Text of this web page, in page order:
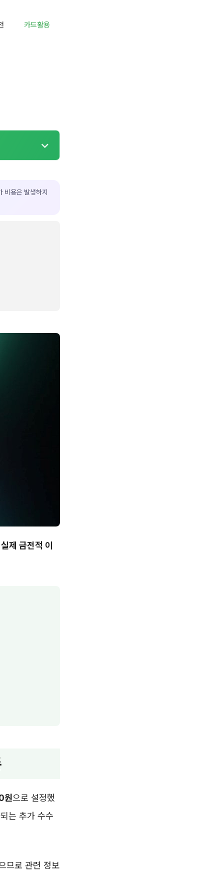
카드활용
비용은 발생하지
제 금전적 이
원으로 설정했
는 추가 수수
므로 관련 정보